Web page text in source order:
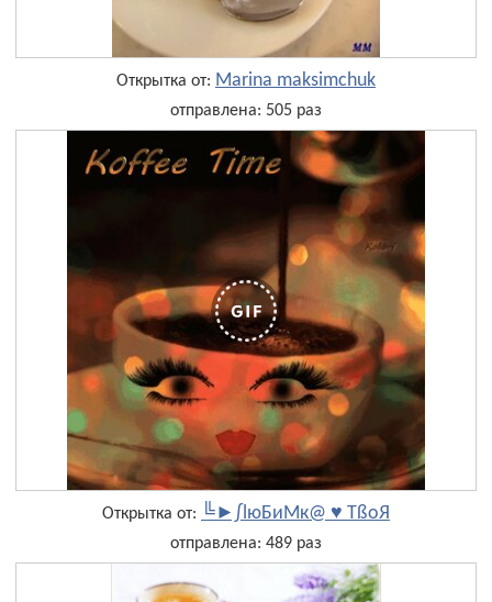
Открытка от: Marina maksimchuk
отправлена: 505 раз
Открытка от: ╚►∫lюБиМк@ ♥ ТßоЯ
отправлена: 489 раз